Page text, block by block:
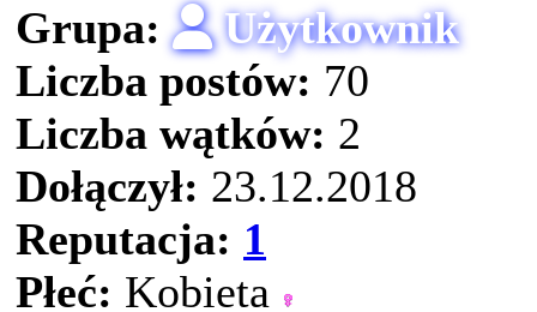
Grupa:
Użytkownik
Liczba postów: 70
Liczba wątków: 2
Dołączył: 23.12.2018
Reputacja: 1
Płeć: Kobieta